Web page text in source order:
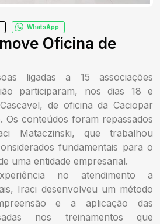
WhatsApp
Oficina de
ligadas a 15 associações
participaram, nos dias 18 e
de oficina da Caciopar
Os conteúdos foram repassados
Mataczinski, que trabalhou
fundamentais para o
uma entidade empresarial.
no atendimento a
Iraci desenvolveu um método
e a aplicação das
nos treinamentos que